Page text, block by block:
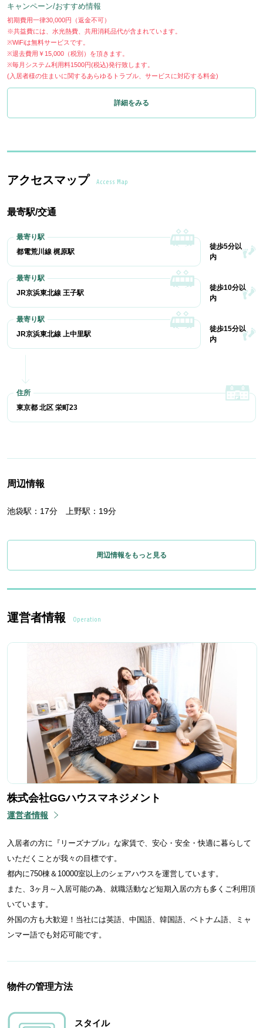
キャンペーン/おすすめ情報
初期費用一律30,000円（返金不可）
※共益費には、水光熱費、共用消耗品代が含まれています。
※WiFiは無料サービスです。
※退去費用￥15,000（税別）を頂きます。
※毎月システム利用料1500円(税込)発行致します。
(入居者様の住まいに関するあらゆるトラブル、サービスに対応する料金)
詳細をみる
アクセスマップ Access Map
最寄駅/交通
都電荒川線 梶原駅
徒歩5分以
内
JR京浜東北線 王子駅
徒歩10分以
内
JR京浜東北線 上中里駅
徒歩15分以
内
東京都 北区 栄町23
周辺情報
池袋駅：17分 上野駅：19分
周辺情報をもっと見る
運営者情報 Operation
株式会社GGハウスマネジメント
運営者情報
入居者の方に『リーズナブル』な家賃で、安心・安全・快適に暮らして
いただくことが我々の目標です。
都内に750棟＆10000室以上のシェアハウスを運営しています。
また、3ヶ月～入居可能の為、就職活動など短期入居の方も多くご利用頂
いています。
外国の方も大歓迎！当社には英語、中国語、韓国語、ベトナム語、ミャ
ンマー語でも対応可能です。
物件の管理方法
スタイル